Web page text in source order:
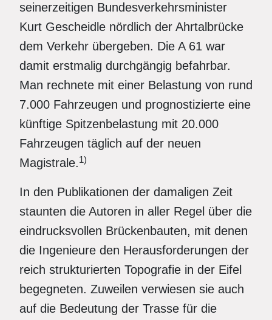
seinerzeitigen Bundesverkehrsminister
Kurt Gescheidle nördlich der Ahrtalbrücke
dem Verkehr übergeben. Die A 61 war
damit erstmalig durchgängig befahrbar.
Man rechnete mit einer Belastung von rund
7.000 Fahrzeugen und prognostizierte eine
künftige Spitzenbelastung mit 20.000
Fahrzeugen täglich auf der neuen
Magistrale.1)
In den Publikationen der damaligen Zeit
staunten die Autoren in aller Regel über die
eindrucksvollen Brückenbauten, mit denen
die Ingenieure den Herausforderungen der
reich strukturierten Topografie in der Eifel
begegneten. Zuweilen verwiesen sie auch
auf die Bedeutung der Trasse für die